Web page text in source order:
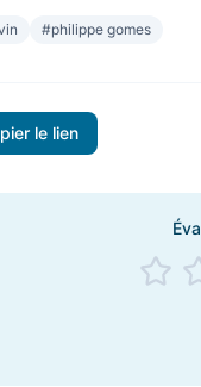
#philippe gomes
le lien